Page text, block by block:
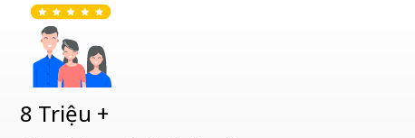
8 Triệu +